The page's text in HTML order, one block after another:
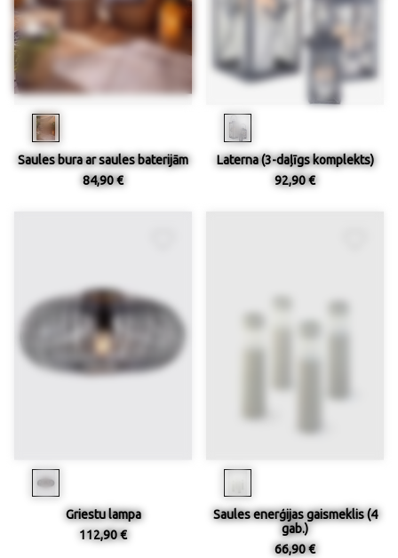
Saules bura ar saules baterijām
84,90 €
Laterna (3-daļīgs komplekts)
92,90 €
Griestu lampa
112,90 €
Saules enerģijas gaismeklis (4
gab.)
66,90 €